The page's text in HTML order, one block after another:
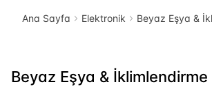
Ana Sayfa Elektronik Beyaz Eşya &
Beyaz Eşya & İklimlendirme